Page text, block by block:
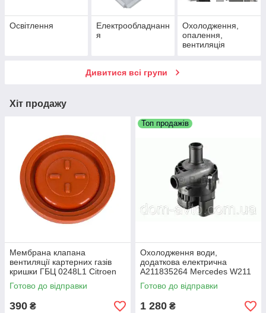
Освітлення
Електрообладнанн
я
Охолодження,
опалення,
вентиляція
Дивитися всі групи
Хіт продажу
Мембрана клапана
вентиляції картерних газів
кришки ГБЦ 0248L1 Citroen
Peugeot Ford, Volvo, Mazda
Fiat 1,6 HDI
Готово до відправки
390 ₴
Топ продажів
Охолодження води,
додаткова електрична
A211835264 Mercedes W211
w164 w204 sprinter Vito
Готово до відправки
1 280 ₴